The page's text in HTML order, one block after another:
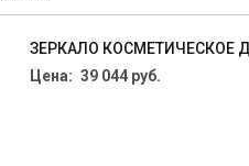
ЗЕРКАЛО КОСМЕТИЧЕСКОЕ
Цена: 39 044 руб.